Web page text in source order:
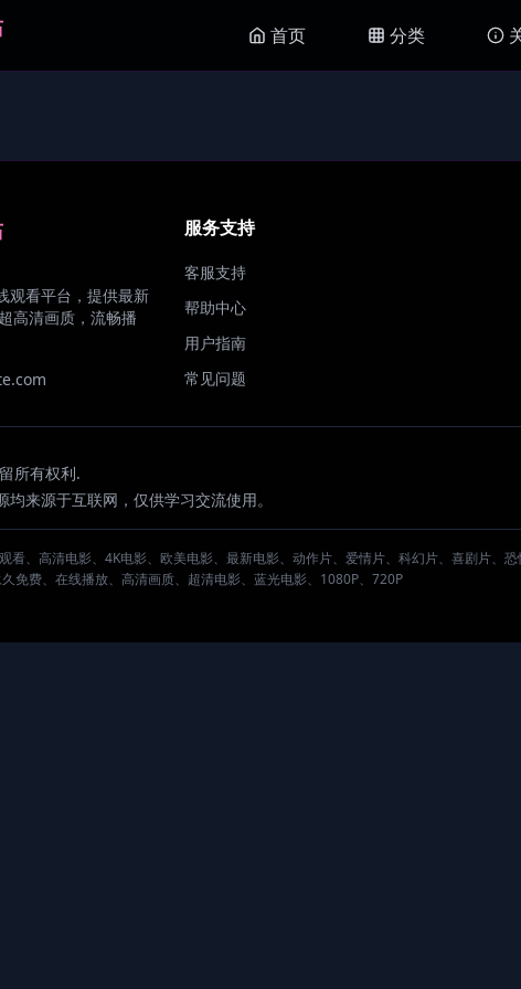
首页 分类
观看平台，提供最新
高清画质，流畅播
服务支持
客服支持
帮助中心
用户指南
常见问题
所有权利.
来源于互联网，仅供学习交流使用。
看、高清电影、4K电影、欧美电影、最新电影、动作片、爱情片、科幻片、喜剧片
免费、在线播放、高清画质、超清电影、蓝光电影、1080P、720P